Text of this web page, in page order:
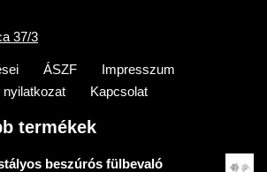
37/3
ÁSZF
Impresszum
nyilatkozat
Kapcsolat
termékek
beszúrós fülbevaló